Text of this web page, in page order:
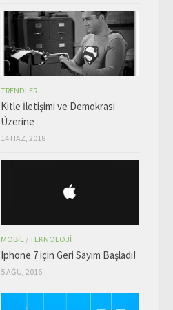
TRENDLER
Kitle İletişimi ve Demokrasi
Üzerine
14 HAZ, 2018
MOBIL /TEKNOLOJI
Iphone 7 için Geri Sayım Başladı!
5 AĞU, 2016